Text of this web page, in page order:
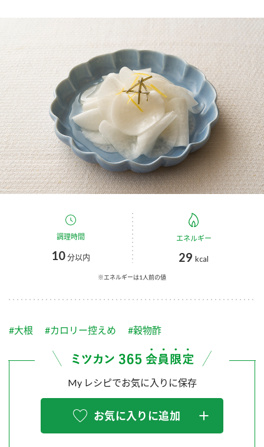
調味酢
お酢ドリンク ぽん酢
みりん風・料理酒 鍋用調味料
スープ 中華
ふりかけ おすしの素
炊き込みご飯の素 米飯用調味液
キャンペーン情報
ブランド・スペシャルサイト
ブランド・スペシャルサイト トップ
商品ブランドサイト
Fibee（ファイビー）
カンタン酢
お酢ドリンク
かおりの蔵
つゆ
納豆のサイト
企業情報
国内事業概要
ミツカングループについて
企業理念
ミツカンを知る
水の文化センター（アーカイブ）
ZENB initiative
MIM（ミツカンミュージアム）
お客様相談センター
お客様の声をいかしました
販売終了製品のご案内
調理時間
10分以内
エネルギー
29 kcal
※エネルギーは1人前の値
#大根 #カロリー控えめ #穀物酢
My レシピでお気に入りに保存
お気に入りに追加